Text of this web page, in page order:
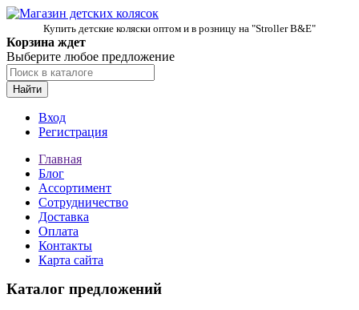
Купить детские коляски оптом и в розницу на "Stroller B&E"
Корзина ждет
Выберите любое предложение
Найти
Вход
Регистрация
Главная
Блог
Ассортимент
Сотрудничество
Доставка
Оплата
Контакты
Карта сайта
Каталог предложений